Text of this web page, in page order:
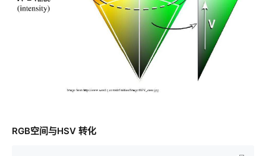
RGB空间与HSV 转化